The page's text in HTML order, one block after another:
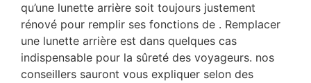
qu’une lunette arrière soit toujours justement
rénové pour remplir ses fonctions de . Remplacer
une lunette arrière est dans quelques cas
indispensable pour la sûreté des voyageurs. nos
conseillers sauront vous expliquer selon des